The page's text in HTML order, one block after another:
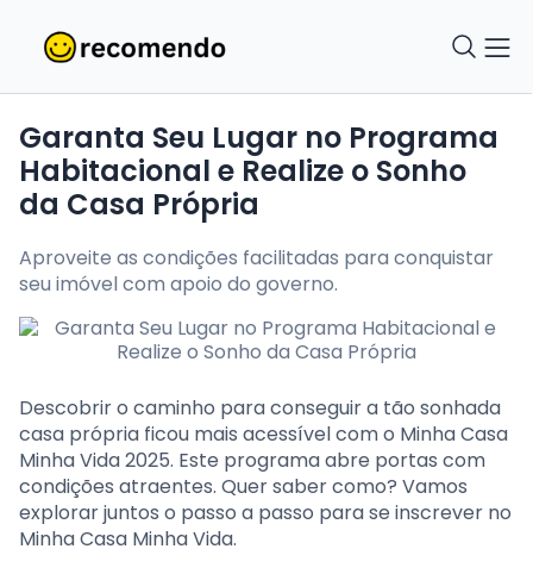
Garanta Seu Lugar no Programa
Habitacional e Realize o Sonho
da Casa Própria
Aproveite as condições facilitadas para conquistar
seu imóvel com apoio do governo.
Descobrir o caminho para conseguir a tão sonhada
casa própria ficou mais acessível com o Minha Casa
Minha Vida 2025. Este programa abre portas com
condições atraentes. Quer saber como? Vamos
explorar juntos o passo a passo para se inscrever no
Minha Casa Minha Vida.